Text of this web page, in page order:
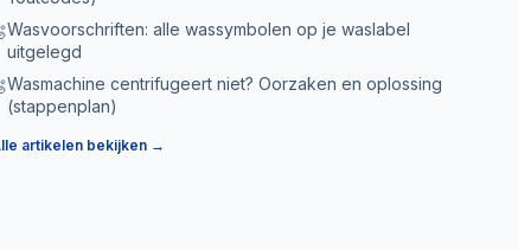
Wasvoorschriften: alle wassymbolen op je waslabel
uitgelegd
Wasmachine centrifugeert niet? Oorzaken en oplossing
(stappenplan)
artikelen bekijken →